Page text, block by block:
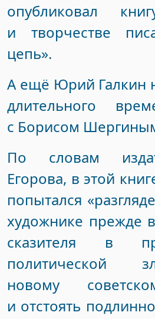
опубликовал
и творчестве
цепь».
А ещё Юрий Галкин
длительного
с Борисом
По словам
Егорова, в этой
попытался
художнике прежде
сказителя в
политической
новому
и отстоять